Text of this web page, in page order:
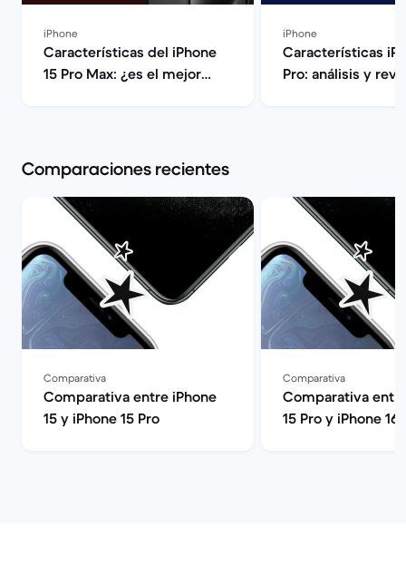
iPhone
Características del iPhone
15 Pro Max: ¿es el mejor
iPhone
Características
Pro: análisis y review |
Comparaciones recientes
Comparativa
Comparativa entre iPhone
15 y iPhone 15 Pro
Comparativa
Comparativa
15 Pro y iPhone 16